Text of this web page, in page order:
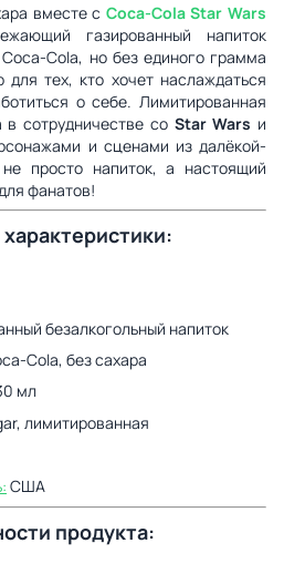
вместе с Coca-Cola Star Wars
газированный напиток
Cola, но без единого грамма
тех, кто хочет наслаждаться
о себе. Лимитированная
в сотрудничестве со Star Wars и
и сценами из далёкой-
просто напиток, а настоящий
фанатов!
безалкогольный напиток
Cola, без сахара
мл
лимитированная
США
продукта: